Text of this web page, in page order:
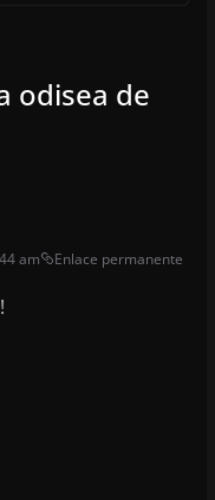
odisea de
am Enlace permanente